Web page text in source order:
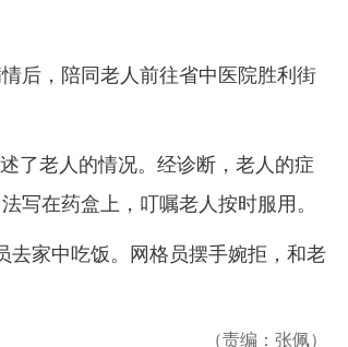
，陪同老人前往省中医院胜利街
老人的情况。经诊断，老人的症
写在药盒上，叮嘱老人按时服用。
家中吃饭。网格员摆手婉拒，和老
（责编：张佩）